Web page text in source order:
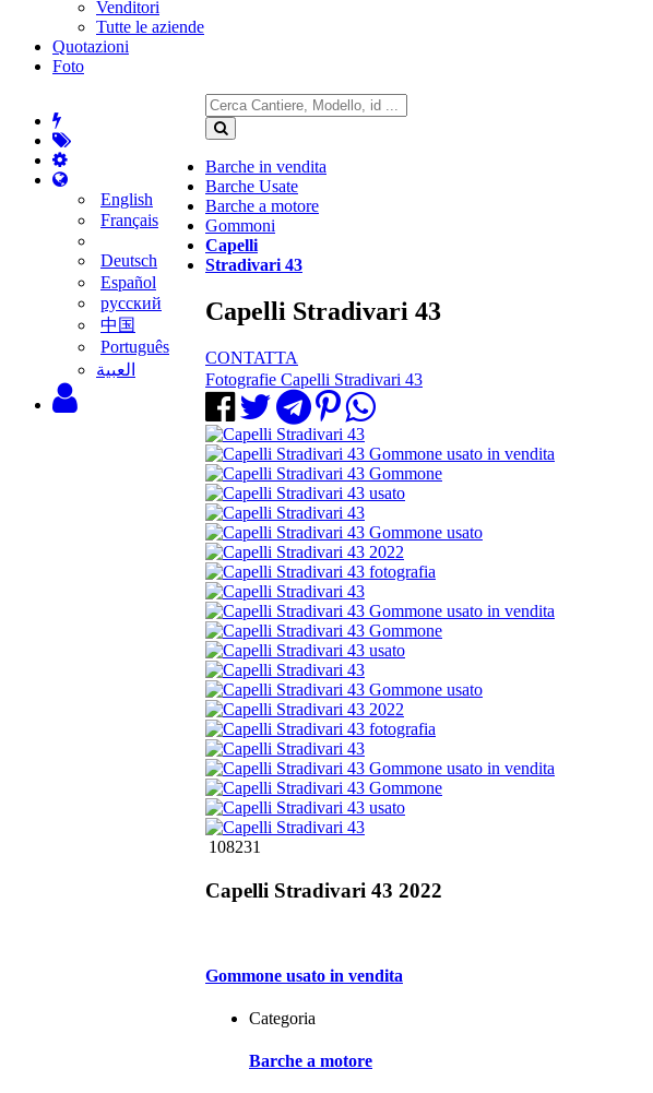
Venditori
Tutte le aziende
Quotazioni
Foto
English
Français
Deutsch
Español
русский
中国
Português
‫العبية
Barche in vendita
Barche Usate
Barche a motore
Gommoni
Capelli
Stradivari 43
Capelli Stradivari 43
CONTATTA
Fotografie Capelli Stradivari 43
108231
Capelli Stradivari 43 2022
Gommone usato in vendita
Categoria
Barche a motore